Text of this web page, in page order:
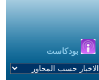
بودكاست